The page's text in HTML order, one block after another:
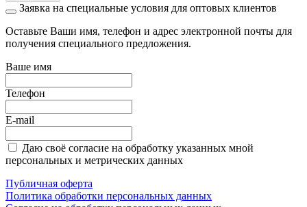
Заявка на специальные условия для оптовых клиентов
Оставьте Ваши имя, телефон и адрес электронной почты для
получения специального предложения.
Ваше имя
Телефон
E-mail
Даю своё согласие на обработку указанных мной
персональных и метрических данных
Публичная оферта
Политика обработки персональных данных